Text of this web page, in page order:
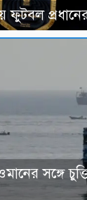
ফুটবল
সঙ্গে